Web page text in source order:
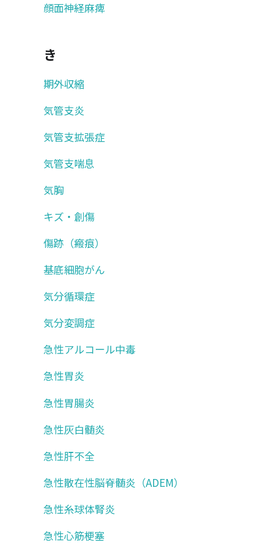
顔面神経麻痺
き
期外収縮
気管支炎
気管支拡張症
気管支喘息
気胸
キズ・創傷
傷跡（瘢痕）
基底細胞がん
気分循環症
気分変調症
急性アルコール中毒
急性胃炎
急性胃腸炎
急性灰白髄炎
急性肝不全
急性散在性脳脊髄炎（ADEM）
急性糸球体腎炎
急性心筋梗塞